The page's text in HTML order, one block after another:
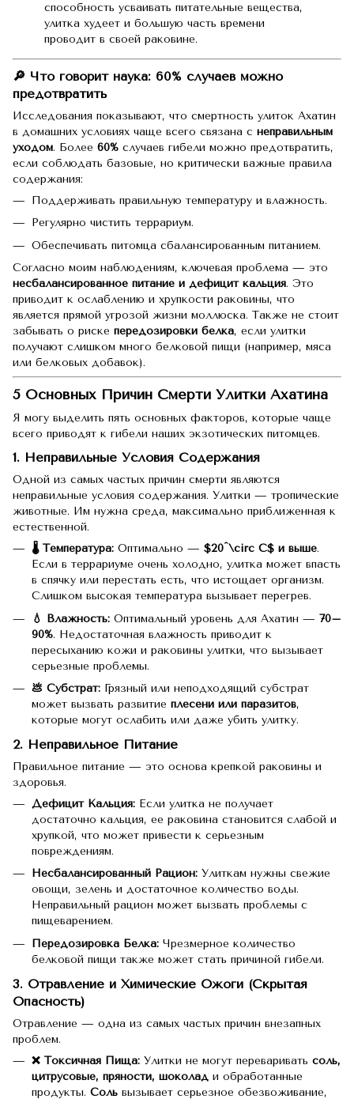
способность усваивать питательные вещества,
улитка худеет и большую часть времени
проводит в своей раковине.
🔎 Что говорит наука: 60% случаев можно
предотвратить
Исследования показывают, что смертность улиток Ахатин
в домашних условиях чаще всего связана с неправильным
уходом. Более 60% случаев гибели можно предотвратить,
если соблюдать базовые, но критически важные правила
содержания:
Поддерживать правильную температуру и влажность.
Регулярно чистить террариум.
Обеспечивать питомца сбалансированным питанием.
Согласно моим наблюдениям, ключевая проблема — это
несбалансированное питание и дефицит кальция. Это
приводит к ослаблению и хрупкости раковины, что
является прямой угрозой жизни моллюска. Также не стоит
забывать о риске передозировки белка, если улитки
получают слишком много белковой пищи (например, мяса
или белковых добавок).
5 Основных Причин Смерти Улитки Ахатина
Я могу выделить пять основных факторов, которые чаще
всего приводят к гибели наших экзотических питомцев.
1. Неправильные Условия Содержания
Одной из самых частых причин смерти являются
неправильные условия содержания. Улитки — тропические
животные. Им нужна среда, максимально приближенная к
естественной.
🌡️ Температура: Оптимально — $20^\circ C$ и выше.
Если в террариуме очень холодно, улитка может впасть
в спячку или перестать есть, что истощает организм.
Слишком высокая температура вызывает перегрев.
💧 Влажность: Оптимальный уровень для Ахатин — 70–
90%. Недостаточная влажность приводит к
пересыханию кожи и раковины улитки, что вызывает
серьезные проблемы.
💩 Субстрат: Грязный или неподходящий субстрат
может вызвать развитие плесени или паразитов,
которые могут ослабить или даже убить улитку.
2. Неправильное Питание
Правильное питание — это основа крепкой раковины и
здоровья.
Дефицит Кальция: Если улитка не получает
достаточно кальция, ее раковина становится слабой и
хрупкой, что может привести к серьезным
повреждениям.
Несбалансированный Рацион: Улиткам нужны свежие
овощи, зелень и достаточное количество воды.
Неправильный рацион может вызвать проблемы с
пищеварением.
Передозировка Белка: Чрезмерное количество
белковой пищи также может стать причиной гибели.
3. Отравление и Химические Ожоги (Скрытая
Опасность)
Отравление — одна из самых частых причин внезапных
проблем.
❌ Токсичная Пища: Улитки не могут переваривать соль,
цитрусовые, пряности, шоколад и обработанные
продукты. Соль вызывает серьезное обезвоживание,